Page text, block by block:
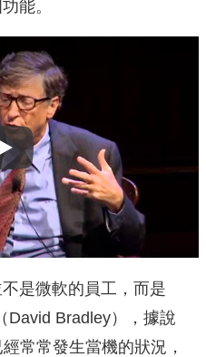
能。
Play
是微軟的員工，而是
David Bradley），據說
常常發生當機的狀況，